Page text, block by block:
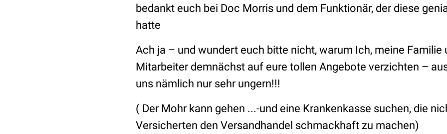
bedankt euch bei Doc Morris und dem Funktionär, der diese
hatte
Ach ja – und wundert euch bitte nicht, warum Ich, meine Familie
Mitarbeiter demnächst auf eure tollen Angebote verzichten –
uns nämlich nur sehr ungern!!!
( Der Mohr kann gehen ...-und eine Krankenkasse suchen, die
Versicherten den Versandhandel schmackhaft zu machen)